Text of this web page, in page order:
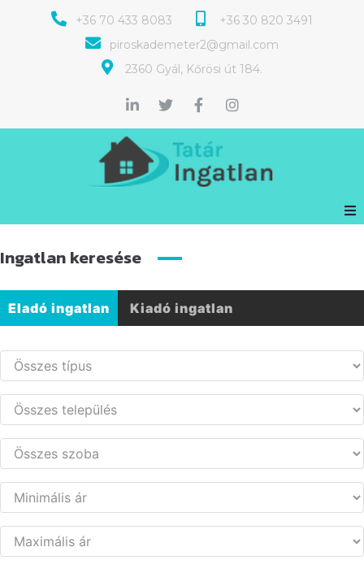
+36 70 433 8083
+36 30 820 3491
piroskademeter2@gmail.com
2360 Gyál, Kőrösi út 184.
Ingatlan keresése
Eladó ingatlan Kiadó ingatlan